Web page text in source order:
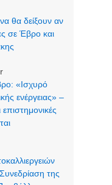
θα δείξουν αν
σε Έβρο και
«Ισχυρό
ενέργειας» –
της